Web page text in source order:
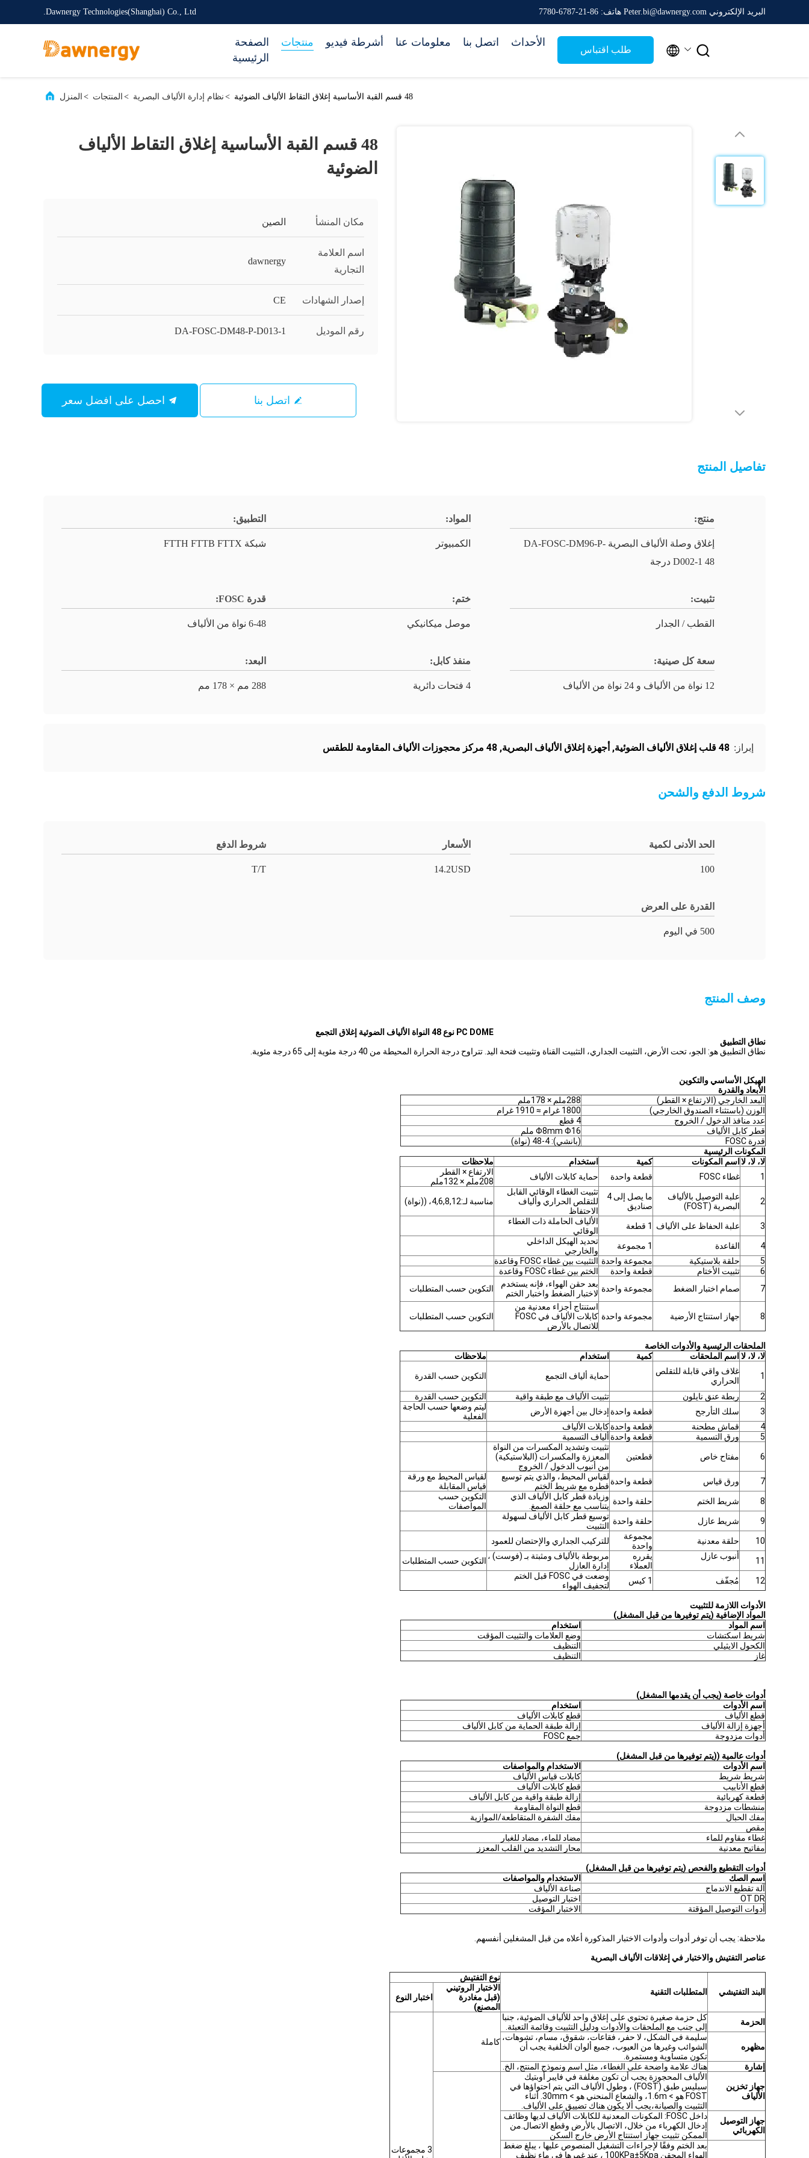
Dawnergy Technologies(Shanghai) Co., Ltd. البريد الإلكتروني Peter.bi@dawnergy.com هاتف: 86-21-6787-7780
الصفحة
الرئيسية
منتجات أشرطة فيديو معلومات عنا اتصل بنا الأحداث
طلب اقتباس  
المنزل > المنتجات > نظام إدارة الألياف البصرية > 48 قسم القبة الأساسية إغلاق التقاط الألياف الضوئية
48 قسم القبة الأساسية إغلاق التقاط الألياف
الضوئية
مكان المنشأ الصين
اسم العلامة
التجارية
dawnergy
إصدار الشهادات CE
رقم الموديل DA-FOSC-DM48-P-D013-1
اتصل بنا
تفاصيل المنتج
منتج:
إغلاق وصلة الألياف البصرية DA-FOSC-DM96-P-
D002-1 48 درجة
المواد:
الكمبيوتر
التطبيق:
شبكة FTTH FTTB FTTX
تثبيت:
القطب / الجدار
ختم:
موصل ميكانيكي
قدرة FOSC:
6-48 نواة من الألياف
سعة كل صينية:
12 نواة من الألياف و 24 نواة من الألياف
منفذ كابل:
4 فتحات دائرية
البعد:
288 مم × 178 مم
إبراز: 48 قلب إغلاق الألياف الضوئية , أجهزة إغلاق الألياف البصرية, 48 مركز محجوزات الألياف المقاومة للطقس
شروط الدفع والشحن
الحد الأدنى لكمية
100
الأسعار
14.2USD
شروط الدفع
T/T
القدرة على العرض
500 في اليوم
وصف المنتج
PC DOME نوع 48 النواة الألياف الضوئية إغلاق التجمع
نطاق التطبيق
نطاق التطبيق هو: الجو، تحت الأرض، التثبيت الجداري، التثبيت القناة وتثبيت فتحة اليد. تتراوح درجة الحرارة المحيطة من 40 درجة مئوية إلى 65 درجة مئوية.
الهيكل الأساسي والتكوين
الأبعاد والقدرة
البعد الخارجي (الارتفاع × القطر)
288ملم × 178ملم
الوزن (باستثناء الصندوق الخارجي)
1800 غرام ≈ 1910 غرام
عدد منافذ الدخول / الخروج
4 قطع
قطر كابل الألياف
Φ8mm Φ16 ملم
قدرة FOSC
(بانشي): 4-48 (نواة)
المكونات الرئيسية
لا، لا، لا اسم المكونات كمية استخدام
ملاحظات
1
غطاء FOSC قطعة واحدة حماية كابلات الألياف
الارتفاع × القطر
208ملم × 132ملم
2
علبة التوصيل بالألياف
البصرية (FOST)
ما يصل إلى 4
صناديق
تثبيت الغطاء الوقائي القابل
للتقلص الحراري وألياف
الاحتفاظ
مناسبة لـ:4,6,8,12، ((نواة)
3 علبة الحفاظ على الألياف 1 قطعة
الألياف الحاملة ذات الغطاء
الوقائي
4
القاعدة 1 مجموعة
تحديد الهيكل الداخلي
والخارجي
5
حلقة بلاستيكية مجموعة واحدة التثبيت بين غطاء FOSC وقاعدة
6
تثبيت الأختام قطعة واحدة
الختم بين غطاء FOSC وقاعدة
7
صمام اختبار الضغط مجموعة واحدة بعد حقن الهواء، فإنه يستخدم
لاختبار الضغط واختبار الختم
التكوين حسب المتطلبات
8 جهاز استنتاج الأرضية مجموعة واحدة
استنتاج أجزاء معدنية من
كابلات الألياف في FOSC
للاتصال بالأرض
التكوين حسب المتطلبات
الملحقات الرئيسية والأدوات الخاصة
لا، لا، لا اسم الملحقات كمية استخدام ملاحظات
1
غلاف واقي قابلة للتقلص
الحراري
حماية ألياف التجمع التكوين حسب القدرة
2 ربطة عنق نايلون تثبيت الألياف مع طبقة واقية
التكوين حسب القدرة
3
سلك التأرجح قطعة واحدة إدخال بين أجهزة الأرض
ليتم وضعها حسب الحاجة
الفعلية
4
قماش مطحنة قطعة واحدةكابلات الألياف
5
ورق التسمية قطعة واحدة ألياف التسمية
6 مفتاح خاص قطعتين
تثبيت وتشديد المكسرات من النواة
المعززة والمكسرات (البلاستيكية)
من أنبوب الدخول / الخروج
7
ورق قياس قطعة واحدة لقياس المحيط، والذي يتم توسيع
قطره مع شريط الختم
لقياس المحيط مع ورقة
قياس المقابلة
8
شريط الختم حلقة واحدة وزيادة قطر كابل الألياف الذي
يتناسب مع حلقة الصمغ.
التكوين حسب
المواصفات
9
شريط عازل حلقة واحدة توسيع قطر كابل الألياف لسهولة
التثبيت
10
حلقة معدنية
مجموعة
واحدة
للتركيب الجداري والإحتضان للعمود
11 أنبوب عازل
يقرره
العملاء
مربوطة بالألياف ومثبتة بـ (فوست) ،
إدارة العازل
التكوين حسب المتطلبات
12 مُجفّف 1 كيس
وضعت في FOSC قبل الختم
لتجفيف الهواء
الأدوات اللازمة للتثبيت
المواد الإضافية (يتم توفيرها من قبل المشغل)
اسم المواد
استخدام
شريط اسكتشات
وضع العلامات والتثبيت المؤقت
الكحول الايثيلي
التنظيف
غاز
التنظيف
أدوات خاصة (يجب أن يقدمها المشغل)
اسم الأدوات
استخدام
قطع الألياف
قطع كابلات الألياف
أجهزة إزالة الألياف
إزالة طبقة الحماية من كابل الألياف
أدوات مزدوجة
جمع FOSC
أدوات عالمية ((يتم توفيرها من قبل المشغل)
اسم الأدوات
الاستخدام والمواصفات
شريط شريط
كابلات قياس الألياف
قطع الأنابيب
قطع كابلات الألياف
قطعة كهربائية
إزالة طبقة واقية من كابل الألياف
منشطات مزدوجة
قطع النواة المقاومة
مفك الحبال
مفك الشفرة المتقاطعة/الموازية
مقص
غطاء مقاوم للماء
مضاد للماء، مضاد للغبار
مفاتيح معدنية
محار التشديد من القلب المعزز
أدوات التقطيع والفحص (يتم توفيرها من قبل المشغل)
اسم الصك
الاستخدام والمواصفات
آلة تقطيع الاندماج
صناعة الألياف
OT DR
اختبار التوصيل
أدوات التوصيل المؤقتة
الاختبار المؤقت
ملاحظة: يجب أن توفر أدوات وأدوات الاختبار المذكورة أعلاه من قبل المشغلين أنفسهم.
عناصر التفتيش والاختبار في إغلاقات الألياف البصرية
البند التفتيشي المتطلبات التقنية
نوع التفتيش
الاختبار الروتيني
(قبل مغادرة
المصنع)
اختبار النوع
الحزمة
كل حزمة صغيرة تحتوي على إغلاق واحد للألياف الضوئية، جنبا
إلى جنب مع الملحقات والأدوات ودليل التثبيت وقائمة التعبئة.
كاملة
3 مجموعات
مظهره
سليمة في الشكل، لا حفر، فقاعات، شقوق، مسام، تشوهات،
الشوائب وغيرها من العيوب، جميع ألوان الخلفية يجب أن
تكون متساوية ومستمرة.
إشارة
هناك علامة واضحة على الغطاء، مثل اسم ونموذج المنتج، الخ.
جهاز تخزين
الألياف
الألياف المحجوزة يجب أن تكون مغلفة في فايبر أوبتيك
سبليس طبق (FOST) ، وطول الألياف التي يتم احتواؤها في
FOST هو > 1.6m، والشعاع المنحني هو > 30mm. أثناء
التثبيت والصيانة،يجب ألا يكون هناك تضييق على الألياف.
جهاز التوصيل
الكهربائي
داخل FOSC: المكونات المعدنية للكابلات الألياف لديها وظائف
إدخال الكهرباء من خلال، الاتصال بالأرض وقطع الاتصال.من
الممكن تثبيت جهاز استنتاج الأرض خارج السكن
بعد الختم وفقًا لإجراءات التشغيل المنصوص عليها ، يبلغ ضغط
الهواء المحقن 100KPa±5Kpa ، عند غمرها في ماء نظيف